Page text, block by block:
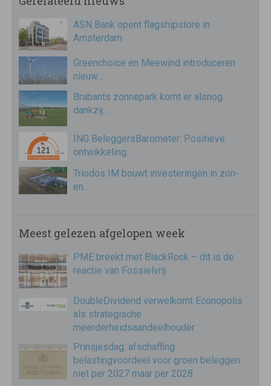
ASN Bank opent flagshipstore in
Amsterdam
Greenchoice en Meewind introduceren
nieuw…
Brabants zonnepark komt er alsnog
dankzij…
ING BeleggersBarometer: Positieve
ontwikkeling…
Triodos IM bouwt investeringen in zon-
en…
Meest gelezen afgelopen week
PME breekt met BlackRock – dit is de
reactie van Fossielvrij
DoubleDividend verwelkomt Econopolis
als strategische
meerderheidsaandeelhouder
Prinsjesdag: afschaffing
belastingvoordeel voor groen beleggen
niet per 2027 maar per 2028